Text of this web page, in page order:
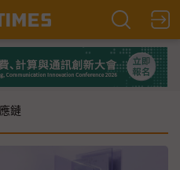
鏈